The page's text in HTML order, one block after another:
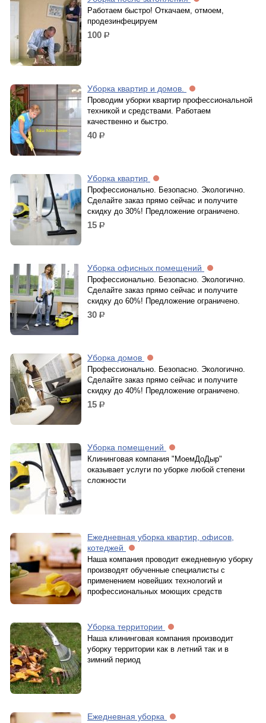
Работаем быстро! Откачаем, отмоем,
продезинфецируем
100 р.
Уборка квартир и домов.
Проводим уборки квартир профессиональной
техникой и средствами. Работаем
качественно и быстро.
40 р.
Уборка квартир
Профессионально. Безопасно. Экологично.
Сделайте заказ прямо сейчас и получите
скидку до 30%! Предложение ограничено.
15 р.
Уборка офисных помещений
Профессионально. Безопасно. Экологично.
Сделайте заказ прямо сейчас и получите
скидку до 60%! Предложение ограничено.
30 р.
Уборка домов
Профессионально. Безопасно. Экологично.
Сделайте заказ прямо сейчас и получите
скидку до 40%! Предложение ограничено.
15 р.
Уборка помещений
Клининговая компания "МоемДоДыр"
оказывает услуги по уборке любой степени
сложности
Ежедневная уборка квартир, офисов,
котеджей
Наша компания проводит ежедневную уборку
производят обученные специалисты с
применением новейших технологий и
профессиональных моющих средств
Уборка территории
Наша клининговая компания производит
уборку территории как в летний так и в
зимний период
Ежедневная уборка